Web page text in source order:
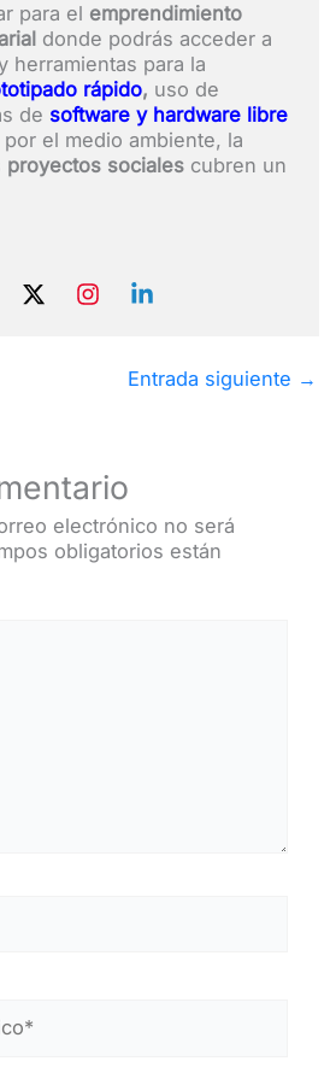
para el emprendimiento
donde podrás acceder a
herramientas para la
rápido, uso de
de software y hardware libre
el medio ambiente, la
proyectos sociales cubren un
Entrada siguiente →
electrónico no será
obligatorios están